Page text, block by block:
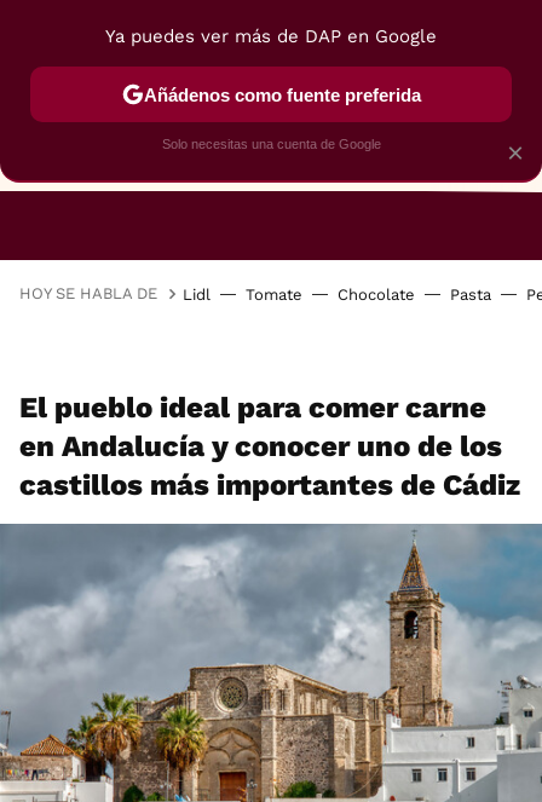
RESTAURANTES GASTROGUÍA
HOY SE HABLA DE Lidl Tomate Chocolate Pasta
El pueblo ideal para comer carne
en Andalucía y conocer uno de los
castillos más importantes de Cádiz
×
Ya puedes ver más de DAP en Google
Añádenos como fuente preferida
Solo necesitas una cuenta de Google